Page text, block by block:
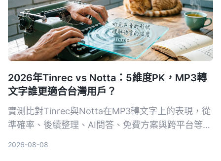
2026年Tinrec vs Notta：5維度PK，MP3轉
文字誰更適合台灣用戶？
實測比對Tinrec與Notta在MP3轉文字上的表現，從
準確率、後續整理、AI問答、免費方案與跨平台等5
2026-08-08